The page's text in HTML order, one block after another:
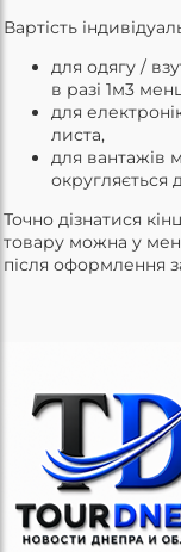
Вартість
для одягу /
в разі 1м3
для
листа,
для вантажів
округляється
Точно дізнатися
товару можна у
після оформлення